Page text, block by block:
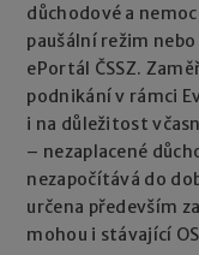
důchodové a
paušální režim
ePortál ČSSZ.
podnikání v rámci
i na důležitost
– nezaplacené
nezapočítává do
určena především
mohou i stávající